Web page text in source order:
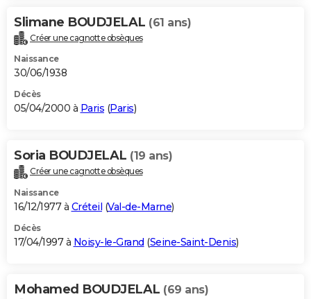
Slimane BOUDJELAL (61 ans)
Créer une cagnotte obsèques
Naissance
30/06/1938
Décès
05/04/2000 à Paris (Paris)
Soria BOUDJELAL (19 ans)
Créer une cagnotte obsèques
Naissance
16/12/1977 à Créteil (Val-de-Marne)
Décès
17/04/1997 à Noisy-le-Grand (Seine-Saint-Denis)
Mohamed BOUDJELAL (69 ans)